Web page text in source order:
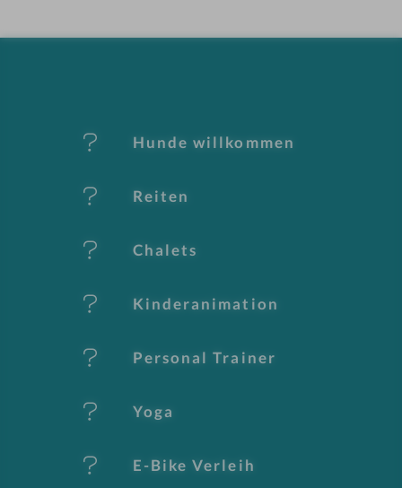
er
e
Hunde willkommen
Reiten
Chalets
Kinderanimation
Personal Trainer
Yoga
E-Bike Verleih